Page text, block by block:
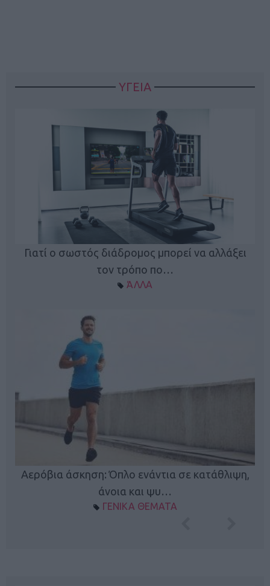
ΥΓΕΙΑ
Γιατί ο σωστός διάδρομος μπορεί να αλλάξει
τον τρόπο πο…
ΆΛΛΑ
Αερόβια άσκηση: Όπλο ενάντια σε κατάθλιψη,
άνοια και ψυ…
ΓΕΝΙΚΑ ΘΕΜΑΤΑ